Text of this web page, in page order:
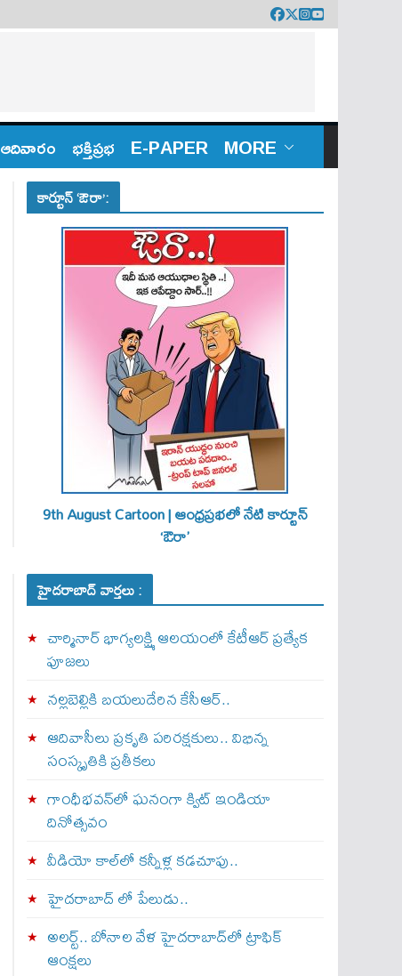
ఆదివారం భక్తిప్రభ E-PAPER MORE
కార్టూన్ ‘ఔరా’:
9th August Cartoon | ఆంధ్రప్రభలో నేటి కార్టూన్
‘ఔరా’
హైదరాబాద్ వార్తలు :
చార్మినార్‌ భాగ్యలక్ష్మి ఆలయంలో కేటీఆర్ ప్రత్యేక
పూజలు
నల్లబెల్లికి బయలుదేరిన కేసీఆర్‌..
ఆదివాసీలు ప్రకృతి పరిరక్షకులు.. విభిన్న
సంస్కృతికి ప్రతీకలు
గాంధీభవన్‌లో ఘనంగా క్విట్‌ ఇండియా
దినోత్సవం
వీడియో కాల్‌లో కన్నీళ్ల కడచూపు..
హైదరాబాద్ లో పేలుడు..
అలర్ట్‌.. బోనాల వేళ హైదరాబాద్‌లో ట్రాఫిక్‌
ఆంక్షలు